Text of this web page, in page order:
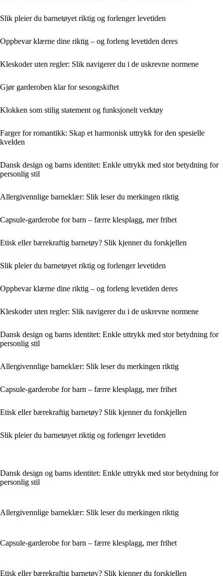
Slik pleier du barnetøyet riktig og forlenger levetiden
Oppbevar klærne dine riktig – og forleng levetiden deres
Kleskoder uten regler: Slik navigerer du i de uskrevne normene
Gjør garderoben klar for sesongskiftet
Klokken som stilig statement og funksjonelt verktøy
Farger for romantikk: Skap et harmonisk uttrykk for den spesielle
kvelden
Dansk design og barns identitet: Enkle uttrykk med stor betydning for
personlig stil
Allergivennlige barneklær: Slik leser du merkingen riktig
Capsule-garderobe for barn – færre klesplagg, mer frihet
Etisk eller bærekraftig barnetøy? Slik kjenner du forskjellen
Slik pleier du barnetøyet riktig og forlenger levetiden
Oppbevar klærne dine riktig – og forleng levetiden deres
Kleskoder uten regler: Slik navigerer du i de uskrevne normene
Dansk design og barns identitet: Enkle uttrykk med stor betydning for
personlig stil
Allergivennlige barneklær: Slik leser du merkingen riktig
Capsule-garderobe for barn – færre klesplagg, mer frihet
Etisk eller bærekraftig barnetøy? Slik kjenner du forskjellen
Slik pleier du barnetøyet riktig og forlenger levetiden
Dansk design og barns identitet: Enkle uttrykk med stor betydning for
personlig stil
Allergivennlige barneklær: Slik leser du merkingen riktig
Capsule-garderobe for barn – færre klesplagg, mer frihet
Etisk eller bærekraftig barnetøy? Slik kjenner du forskjellen